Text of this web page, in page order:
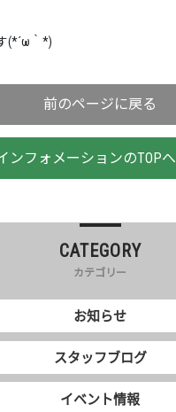
(*´ω｀*)
前のページに戻る
ンフォメーションのTOP
CATEGORY
カテゴリー
お知らせ
スタッフブログ
イベント情報